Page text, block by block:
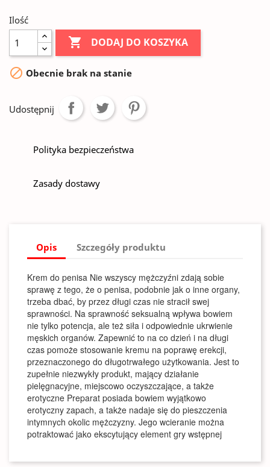
Ilość
 DODAJ DO KOSZYKA
 Obecnie brak na stanie
Udostępnij
Polityka bezpieczeństwa
Zasady dostawy
Opis Szczegóły produktu
Krem do penisa Nie wszyscy mężczyźni zdają sobie
sprawę z tego, że o penisa, podobnie jak o inne organy,
trzeba dbać, by przez długi czas nie stracił swej
sprawności. Na sprawność seksualną wpływa bowiem
nie tylko potencja, ale też siła i odpowiednie ukrwienie
męskich organów. Zapewnić to na co dzień i na długi
czas pomoże stosowanie kremu na poprawę erekcji,
przeznaczonego do długotrwałego użytkowania. Jest to
zupełnie niezwykły produkt, mający działanie
pielęgnacyjne, miejscowo oczyszczające, a także
erotyczne Preparat posiada bowiem wyjątkowo
erotyczny zapach, a także nadaje się do pieszczenia
intymnych okolic mężczyzny. Jego wcieranie można
potraktować jako ekscytujący element gry wstępnej